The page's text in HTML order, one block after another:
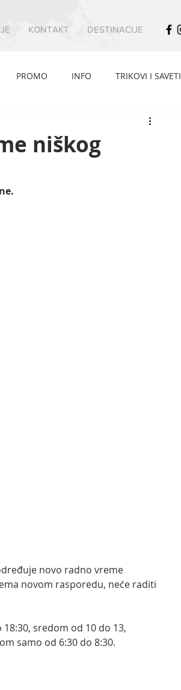
KONTAKT DESTINACIJE
PROMO INFO TRIKOVI I SAVETI
niškog
novo radno vreme
novom rasporedu, neće raditi
sredom od 10 do 13,
samo od 6:30 do 8:30.